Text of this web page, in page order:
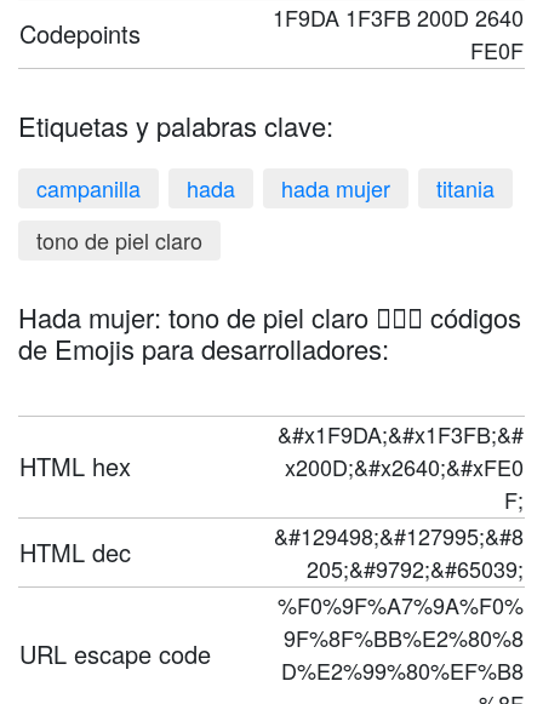
Codepoints
1F9DA 1F3FB 200D 2640
FE0F
Etiquetas y palabras clave:
campanilla hada hada mujer
titania
tono de piel claro
Hada mujer: tono de piel claro 🧚🏻‍♀️ códigos
de Emojis para desarrolladores:
HTML hex
&#x1F9DA;&#x1F3FB;&#
x200D;&#x2640;&#xFE0
F;
HTML dec
&#129498;&#127995;&#8
205;&#9792;&#65039;
URL escape code
%F0%9F%A7%9A%F0%
9F%8F%BB%E2%80%8
D%E2%99%80%EF%B8